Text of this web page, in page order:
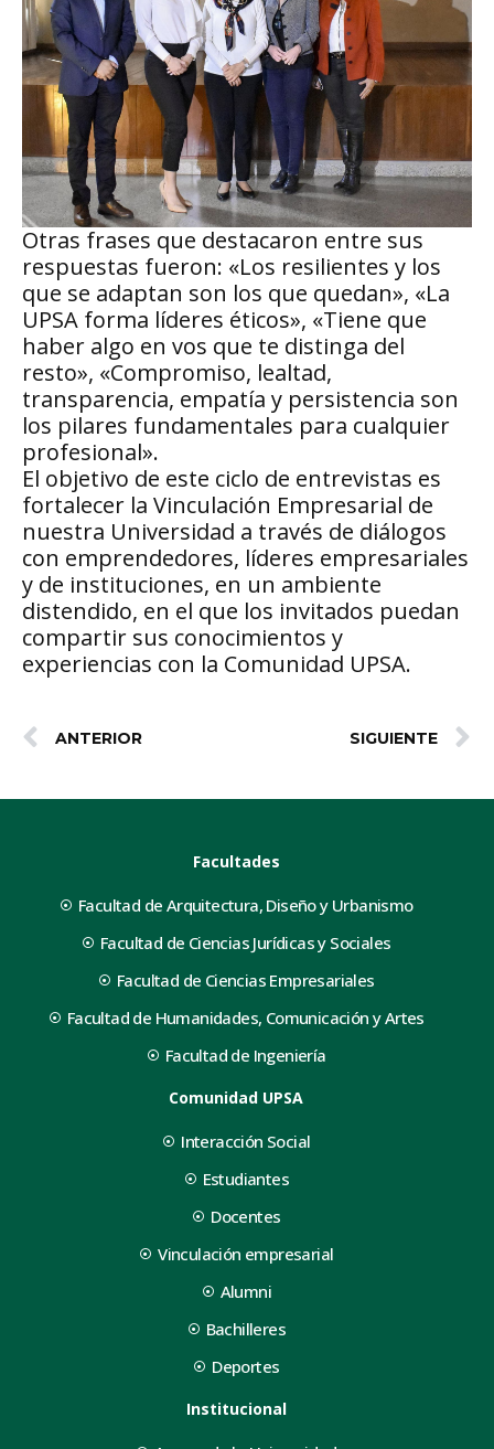
Otras frases que destacaron entre sus
respuestas fueron: «Los resilientes y los
que se adaptan son los que quedan», «La
UPSA forma líderes éticos», «Tiene que
haber algo en vos que te distinga del
resto», «Compromiso, lealtad,
transparencia, empatía y persistencia son
los pilares fundamentales para cualquier
profesional».
El objetivo de este ciclo de entrevistas es
fortalecer la Vinculación Empresarial de
nuestra Universidad a través de diálogos
con emprendedores, líderes empresariales
y de instituciones, en un ambiente
distendido, en el que los invitados puedan
compartir sus conocimientos y
experiencias con la Comunidad UPSA.
ANTERIOR SIGUIENTE
Facultades
Facultad de Arquitectura, Diseño y Urbanismo
Facultad de Ciencias Jurídicas y Sociales
Facultad de Ciencias Empresariales
Facultad de Humanidades, Comunicación y Artes
Facultad de Ingeniería
Comunidad UPSA
Interacción Social
Estudiantes
Docentes
Vinculación empresarial
Alumni
Bachilleres
Deportes
Institucional